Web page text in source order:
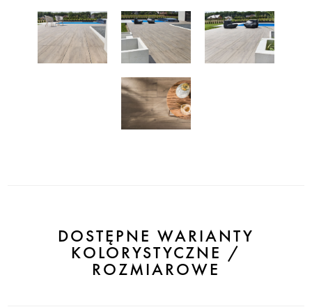
DOSTĘPNE WARIANTY
KOLORYSTYCZNE /
ROZMIAROWE